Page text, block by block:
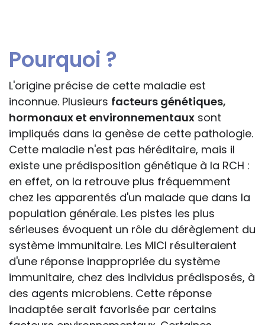
Pourquoi ?
L'origine précise de cette maladie est
inconnue. Plusieurs facteurs génétiques,
hormonaux et environnementaux sont
impliqués dans la genèse de cette pathologie.
Cette maladie n'est pas héréditaire, mais il
existe une prédisposition génétique à la RCH :
en effet, on la retrouve plus fréquemment
chez les apparentés d'un malade que dans la
population générale. Les pistes les plus
sérieuses évoquent un rôle du dérèglement du
système immunitaire. Les MICI résulteraient
d'une réponse inappropriée du système
immunitaire, chez des individus prédisposés, à
des agents microbiens. Cette réponse
inadaptée serait favorisée par certains